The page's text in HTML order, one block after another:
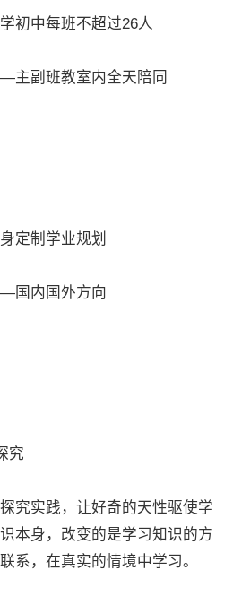
中每班不超过26人
副班教室内全天陪同
制学业规划
内国外方向
究
实践，让好奇的天性驱使学
本身，改变的是学习知识的方
系，在真实的情境中学习。